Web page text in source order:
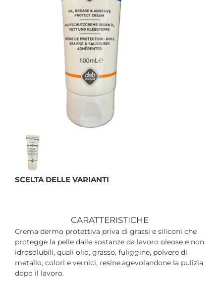
SCELTA DELLE VARIANTI
CARATTERISTICHE
Crema dermo protettiva priva di grassi e siliconi che
protegge la pelle dalle sostanze da lavoro oleose e non
idrosolubili, quali olio, grasso, fuliggine, polvere di
metallo, colori e vernici, resine.agevolandone la pulizia
dopo il lavoro.